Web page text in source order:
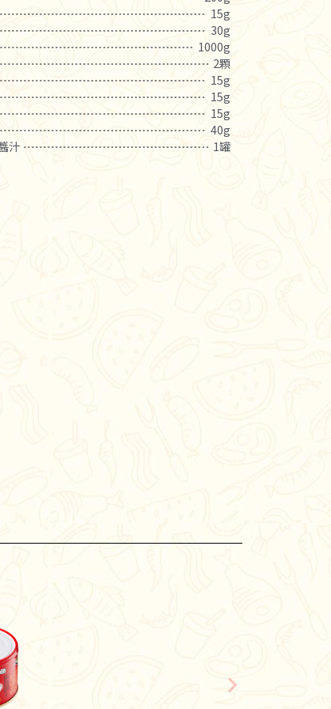
15g
30g
1000g
2顆
15g
15g
15g
40g
汁
1罐